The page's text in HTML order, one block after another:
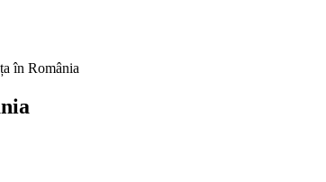
în România